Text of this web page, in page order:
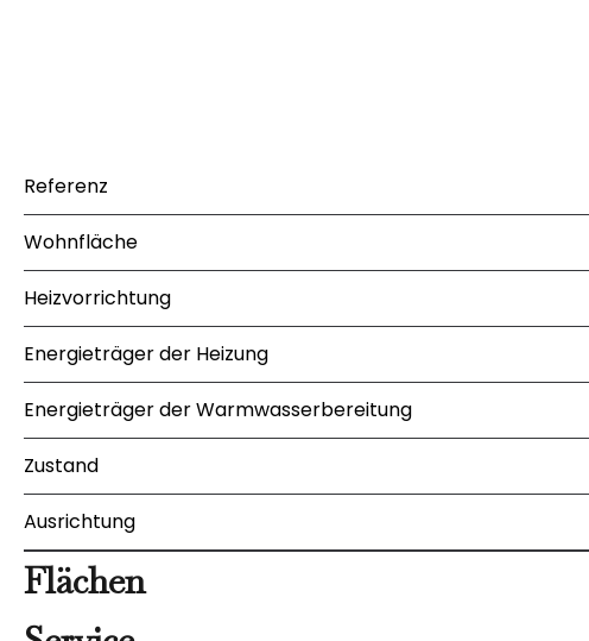
Referenz
Wohnfläche
Heizvorrichtung
Energieträger der Heizung
Energieträger der Warmwasserbereitung
Zustand
Ausrichtung
Flächen